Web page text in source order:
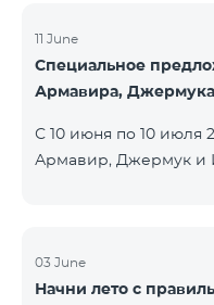
Russian Информационный 230 AMEDIA Фильмы 231
AMEDIA 2 Фильмы 232 AMEDIA HIT Фильмы 233
11 June
Специальное
Армавира,
С 10 июня по 10 июля
Армавир, Джермук и
предоставляется
при условии годовой
03 June
Начни лето с